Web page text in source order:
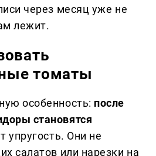
через месяц уже не
лежит.
томаты
особенность: после
становятся
упругость. Они не
салатов или нарезки на